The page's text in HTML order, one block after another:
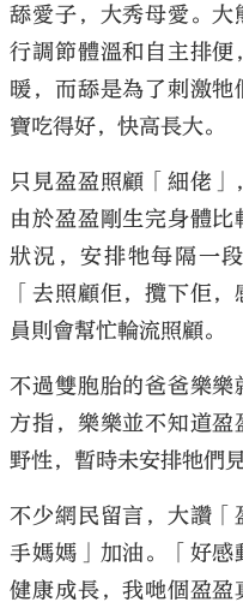
舔愛子，大秀母愛。
行調節體溫和自主排
暖，而舔是為了刺激
寶吃得好，快高長大。
只見盈盈照顧「細佬」
由於盈盈剛生完身體
狀況，安排牠每隔一
「去照顧佢，攬下佢
員則會幫忙輪流照顧。
不過雙胞胎的爸爸樂樂
方指，樂樂並不知道
野性，暫時未安排牠們見
不少網民留言，大讚
手媽媽」加油。「好
健康成長，我哋個盈